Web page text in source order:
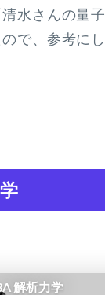
水さんの量
で、参考に